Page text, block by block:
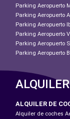
Parking Aeropuerto
Parking Aeropuerto
Parking Aeropuerto
Parking Aeropuerto
Parking Aeropuerto
Parking Aeropuerto
ALQUILER DE
Alquiler de coches